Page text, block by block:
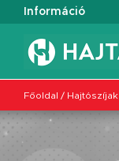
Információ
Főoldal / Hajtószíjak